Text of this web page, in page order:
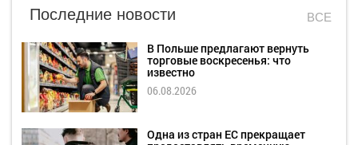
Последние новости ВСЕ
В Польше предлагают вернуть
торговые воскресенья: что
известно
06.08.2026
Одна из стран ЕС прекращает